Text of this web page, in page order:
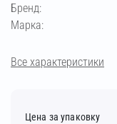
Бренд:
Марка:
Все характеристики
Цена за упаковку